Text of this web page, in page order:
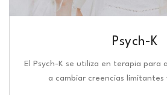
Psych-K
El Psych-K se utiliza en terapia para
a cambiar creencias limitantes